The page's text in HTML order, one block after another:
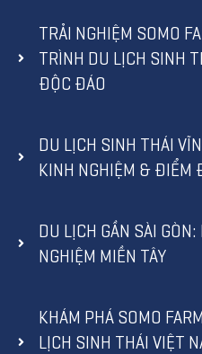
TRẢI NGHIỆM SOMO
TRÌNH DU LỊCH SINH
ĐỘC ĐÁO
DU LỊCH SINH THÁI
KINH NGHIỆM & ĐIỂM
DU LỊCH GẦN SÀI
NGHIỆM MIỀN TÂY
KHÁM PHÁ SOMO
LỊCH SINH THÁI VIỆT